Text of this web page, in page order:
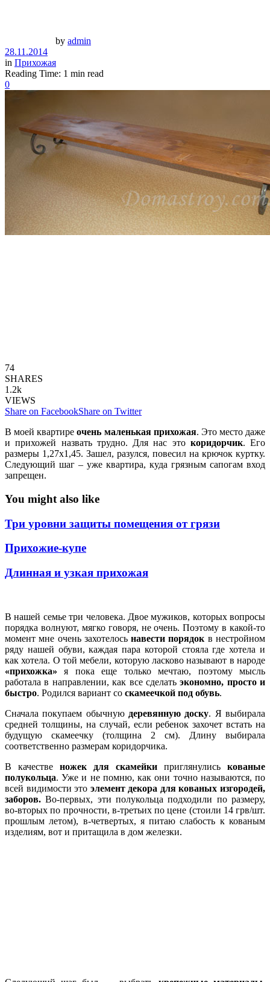
by admin
28.11.2014
in Прихожая
Reading Time: 1 min read
0
74
SHARES
1.2k
VIEWS
Share on FacebookShare on Twitter
В моей квартиреочень маленькая прихожая. Это место даже
и прихожей назвать трудно. Для нас это коридорчик. Его
размеры 1,27х1,45. Зашел, разулся, повесил на крючок куртку.
Следующий шаг – уже квартира, куда грязным сапогам вход
запрещен.
You might also like
Три уровни защиты помещения от грязи
Прихожие-купе
Длинная и узкая прихожая
В нашей семье три человека. Двое мужиков, которых вопросы
порядка волнуют, мягко говоря, не очень. Поэтому в какой-то
момент мне очень захотелосьнавести порядок в нестройном
ряду нашей обуви, каждая пара которой стояла где хотела и
как хотела. О той мебели, которую ласково называют в народе
«прихожка» я пока еще только мечтаю, поэтому мысль
работала в направлении, как все сделатьэкономно, просто и
быстро. Родился вариант со скамеечкой под обувь.
Сначала покупаем обычную деревянную доску. Я выбирала
средней толщины, на случай, если ребенок захочет встать на
будущую скамеечку (толщина 2 см). Длину выбирала
соответственно размерам коридорчика.
В качестве ножек для скамейки приглянулись кованые
полукольца. Уже и не помню, как они точно называются, по
всей видимости это элемент декора для кованых изгородей,
заборов. Во-первых, эти полукольца подходили по размеру,
во-вторых по прочности, в-третьих по цене (стоили 14 грв/шт.
прошлым летом), в-четвертых, я питаю слабость к кованым
изделиям, вот и притащила в дом железки.